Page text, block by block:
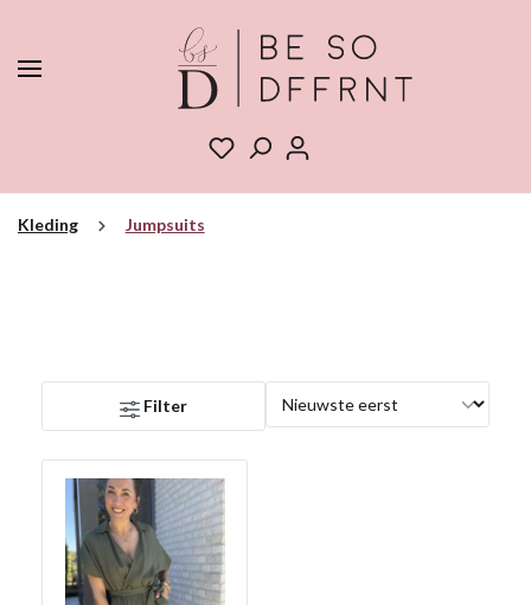
Kleding Jumpsuits
Filter